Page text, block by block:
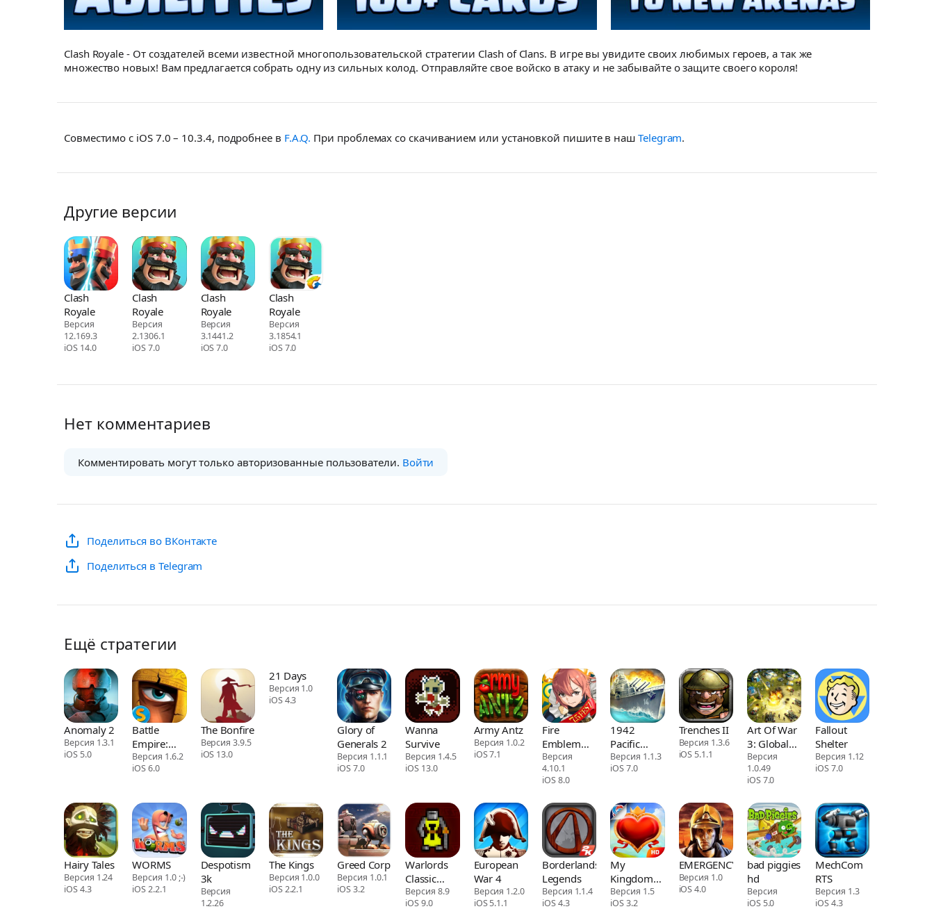
Clash Royale - От создателей всеми известной многопользовательской стратегии Clash of Clans. В игре вы увидите своих любимых героев, а так же
множество новых! Вам предлагается собрать одну из сильных колод. Отправляйте свое войско в атаку и не забывайте о защите своего короля!
Совместимо с iOS 7.0 – 10.3.4, подробнее в F.A.Q. При проблемах со скачиванием или установкой пишите в нашTelegram.
Другие версии
Clash
Royale
Версия
12.169.3
iOS 14.0
Clash
Royale
Версия
2.1306.1
iOS 7.0
Clash
Royale
Версия
3.1441.2
iOS 7.0
Clash
Royale
Версия
3.1854.1
iOS 7.0
Нет комментариев
Комментировать могут только авторизованные пользователи. Войти
Поделиться во ВКонтакте
Поделиться в Telegram
Ещё стратегии
Anomaly 2
Версия 1.3.1
iOS 5.0
Battle
Empire:
Roman
Wars
Версия 1.6.2
iOS 6.0
The Bonfire
Версия 3.9.5
iOS 13.0
21 Days
Версия 1.0
iOS 4.3
Glory of
Generals 2
Версия 1.1.1
iOS 7.0
Wanna
Survive
Версия 1.4.5
iOS 13.0
Army Antz
Версия 1.0.2
iOS 7.1
Fire
Emblem
Heroes
Версия
4.10.1
iOS 8.0
1942
Pacific
Front
Premium
Версия 1.1.3
iOS 7.0
Trenches II
Версия 1.3.6
iOS 5.1.1
Art Of War
3: Global
Conflict -
modern
warfare
RTS
Версия
1.0.49
iOS 7.0
Fallout
Shelter
Версия 1.12
iOS 7.0
Hairy Tales
Версия 1.24
iOS 4.3
WORMS
Версия 1.0 ;-)
iOS 2.2.1
Despotism
3k
Версия
1.2.26
The Kings
Версия 1.0.0
iOS 2.2.1
Greed Corp
Версия 1.0.1
iOS 3.2
Warlords
Classic
Strategy
Версия 8.9
iOS 9.0
European
War 4
Версия 1.2.0
iOS 5.1.1
Borderlands
Legends
Версия 1.1.4
iOS 4.3
My
Kingdom
for the
Princess
Версия 1.5
iOS 3.2
EMERGENCY
Версия 1.0
iOS 4.0
bad piggies
hd
Версия
iOS 5.0
MechCom
RTS
Версия 1.3
iOS 4.3